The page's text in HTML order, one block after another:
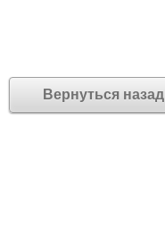
Вернуться назад